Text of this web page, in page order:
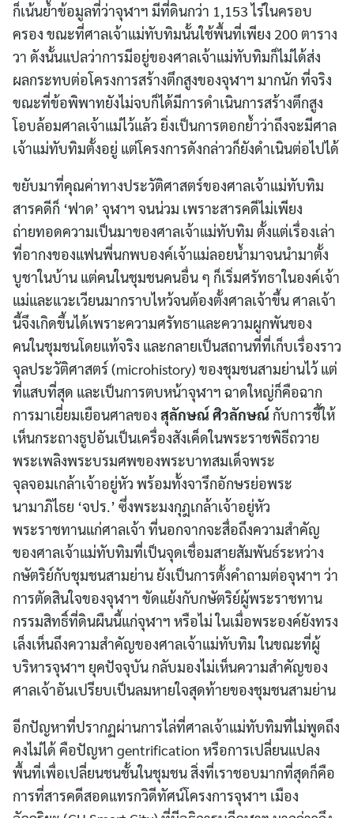
ก็เน้นย้ำข้อมูลที่ว่าจุฬาฯ มีที่ดินกว่า 1,153 ไร่ในครอบ
ครอง ขณะที่ศาลเจ้าแม่ทับทิมนั้นใช้พื้นที่เพียง 200 ตาราง
วา ดังนั้นแปลว่าการมีอยู่ของศาลเจ้าแม่ทับทิมก็ไม่ได้ส่ง
ผลกระทบต่อโครงการสร้างตึกสูงของจุฬาฯ มากนัก ที่จริง
ขณะที่ข้อพิพาทยังไม่จบก็ได้มีการดำเนินการสร้างตึกสูง
โอบล้อมศาลเจ้าแม่ไว้แล้ว ยิ่งเป็นการตอกย้ำว่าถึงจะมีศาล
เจ้าแม่ทับทิมตั้งอยู่ แต่โครงการดังกล่าวก็ยังดำเนินต่อไปได้
ขยับมาที่คุณค่าทางประวัติศาสตร์ของศาลเจ้าแม่ทับทิม
สารคดีก็ ‘ฟาด’ จุฬาฯ จนน่วม เพราะสารคดีไม่เพียง
ถ่ายทอดความเป็นมาของศาลเจ้าแม่ทับทิม ตั้งแต่เรื่องเล่า
ที่อากงของแฟนพี่นกพบองค์เจ้าแม่ลอยน้ำมาจนนำมาตั้ง
บูชาในบ้าน แต่คนในชุมชนคนอื่น ๆ ก็เริ่มศรัทธาในองค์เจ้า
แม่และแวะเวียนมากราบไหว้จนต้องตั้งศาลเจ้าขึ้น ศาลเจ้า
นี้จึงเกิดขึ้นได้เพราะความศรัทธาและความผูกพันของ
คนในชุมชนโดยแท้จริง และกลายเป็นสถานที่ที่เก็บเรื่องราว
จุลประวัติศาสตร์ (microhistory) ของชุมชนสามย่านไว้ แต่
ที่แสบที่สุด และเป็นการตบหน้าจุฬาฯ ฉาดใหญ่ก็คือฉาก
การมาเยี่ยมเยือนศาลของ สุลักษณ์ ศิวลักษณ์ กับการชี้ให้
เห็นกระถางธูปอันเป็นเครื่องสังเค็ดในพระราชพิธีถวาย
พระเพลิงพระบรมศพของพระบาทสมเด็จพระ
จุลจอมเกล้าเจ้าอยู่หัว พร้อมทั้งจารึกอักษรย่อพระ
นามาภิไธย ‘จปร.’ ซึ่งพระมงกุฎเกล้าเจ้าอยู่หัว
พระราชทานแก่ศาลเจ้า ที่นอกจากจะสื่อถึงความสำคัญ
ของศาลเจ้าแม่ทับทิมที่เป็นจุดเชื่อมสายสัมพันธ์ระหว่าง
กษัตริย์กับชุมชนสามย่าน ยังเป็นการตั้งคำถามต่อจุฬาฯ ว่า
การตัดสินใจของจุฬาฯ ขัดแย้งกับกษัตริย์ผู้พระราชทาน
กรรมสิทธิ์ที่ดินผืนนี้แก่จุฬาฯ หรือไม่ ในเมื่อพระองค์ยังทรง
เล็งเห็นถึงความสำคัญของศาลเจ้าแม่ทับทิม ในขณะที่ผู้
บริหารจุฬาฯ ยุคปัจจุบัน กลับมองไม่เห็นความสำคัญของ
ศาลเจ้าอันเปรียบเป็นลมหายใจสุดท้ายของชุมชนสามย่าน
อีกปัญหาที่ปรากฏผ่านการไล่ที่ศาลเจ้าแม่ทับทิมที่ไม่พูดถึง
คงไม่ได้ คือปัญหา gentrification หรือการเปลี่ยนแปลง
พื้นที่เพื่อเปลี่ยนชนชั้นในชุมชน สิ่งที่เราชอบมากที่สุดก็คือ
การที่สารคดีสอดแทรกวิดีทัศน์โครงการจุฬาฯ เมือง